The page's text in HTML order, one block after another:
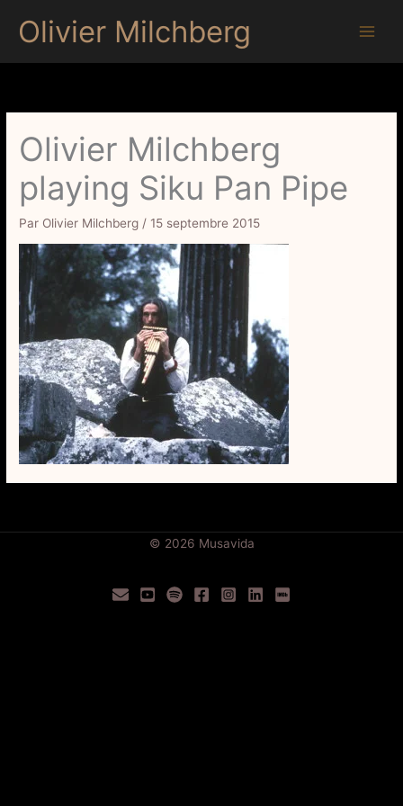
Olivier Milchberg
Olivier Milchberg
playing Siku Pan Pipe
Par Olivier Milchberg / 15 septembre 2015
© 2026 Musavida